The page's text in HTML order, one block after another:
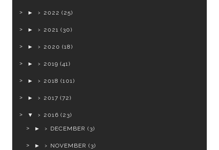
► 2022 (25)
► 2021 (30)
► 2020 (18)
► 2019 (41)
► 2018 (101)
► 2017 (72)
▼ 2016 (23)
►
DECEMBER (3)
► NOVEMBER (3)